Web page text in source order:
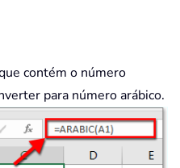
contém o número
para número arábico.